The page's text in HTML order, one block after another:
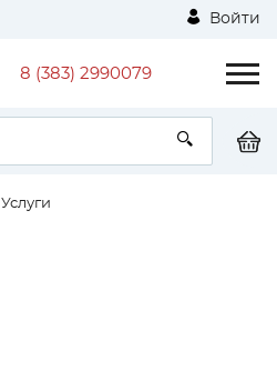
Войти
8 (383) 2990079
Услуги